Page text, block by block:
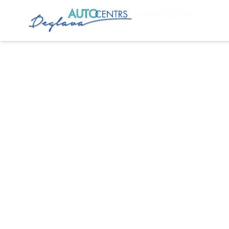
Главная Услуги Установка Сигнализации в Риге